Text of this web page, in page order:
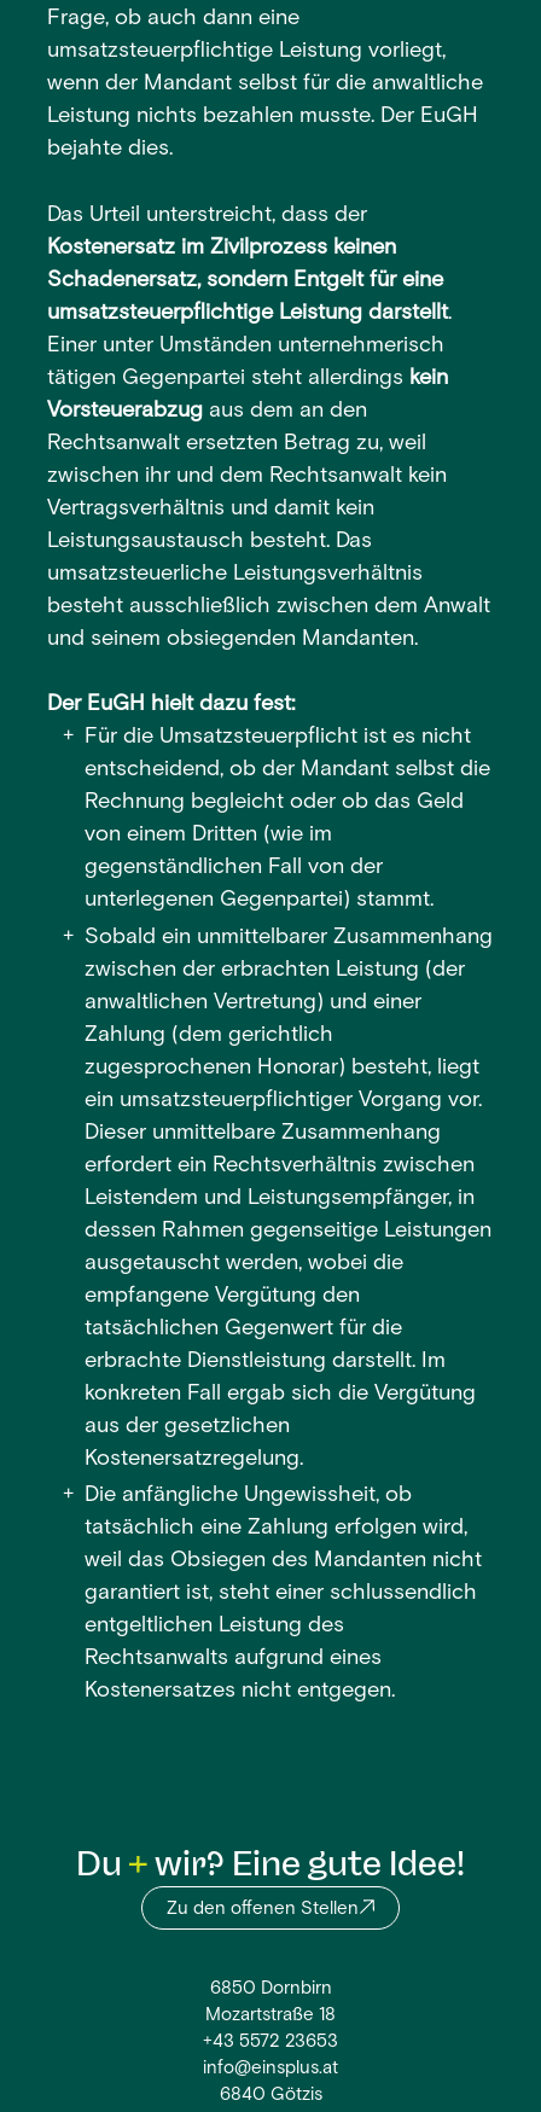
Frage, ob auch dann eine
umsatzsteuerpflichtige Leistung vorliegt,
wenn der Mandant selbst für die anwaltliche
Leistung nichts bezahlen musste. Der EuGH
bejahte dies.
Das Urteil unterstreicht, dass der
Kostenersatz im Zivilprozess keinen
Schadenersatz, sondern Entgelt für eine
umsatzsteuerpflichtige Leistung darstellt.
Einer unter Umständen unternehmerisch
tätigen Gegenpartei steht allerdings kein
Vorsteuerabzug aus dem an den
Rechtsanwalt ersetzten Betrag zu, weil
zwischen ihr und dem Rechtsanwalt kein
Vertragsverhältnis und damit kein
Leistungsaustausch besteht. Das
umsatzsteuerliche Leistungsverhältnis
besteht ausschließlich zwischen dem Anwalt
und seinem obsiegenden Mandanten.
Der EuGH hielt dazu fest:
Für die Umsatzsteuerpflicht ist es nicht
entscheidend, ob der Mandant selbst die
Rechnung begleicht oder ob das Geld
von einem Dritten (wie im
gegenständlichen Fall von der
unterlegenen Gegenpartei) stammt.
Sobald ein unmittelbarer Zusammenhang
zwischen der erbrachten Leistung (der
anwaltlichen Vertretung) und einer
Zahlung (dem gerichtlich
zugesprochenen Honorar) besteht, liegt
ein umsatzsteuerpflichtiger Vorgang vor.
Dieser unmittelbare Zusammenhang
erfordert ein Rechtsverhältnis zwischen
Leistendem und Leistungsempfänger, in
dessen Rahmen gegenseitige Leistungen
ausgetauscht werden, wobei die
empfangene Vergütung den
tatsächlichen Gegenwert für die
erbrachte Dienstleistung darstellt. Im
konkreten Fall ergab sich die Vergütung
aus der gesetzlichen
Kostenersatzregelung.
Die anfängliche Ungewissheit, ob
tatsächlich eine Zahlung erfolgen wird,
weil das Obsiegen des Mandanten nicht
garantiert ist, steht einer schlussendlich
entgeltlichen Leistung des
Rechtsanwalts aufgrund eines
Kostenersatzes nicht entgegen.
Du wir? Eine gute Idee!
Zu den offenen Stellen
6850 Dornbirn
Mozartstraße 18
+43 5572 23653
info@einsplus.at
6840 Götzis